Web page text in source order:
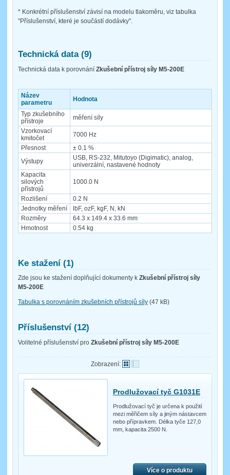
* Konkrétní příslušenství závisí na modelu tlakoměru, viz tabulka
"Příslušenství, které je součástí dodávky".
Technická data (9)
Technická data k porovnání Zkušební přístroj síly M5-200E
Název
parametru
Hodnota
Typ zkušebního
přístroje
měření síly
Vzorkovací
kmitočet
7000 Hz
Přesnost
± 0.1 %
Výstupy
USB, RS-232, Mitutoyo (Digimatic), analog,
univerzální, nastavené hodnoty
Kapacita
silových
přístrojů
1000.0 N
Rozlišení
0.2 N
Jednotky měření
lbF, ozF, kgF, N, kN
Rozměry
64.3 x 149.4 x 33.6 mm
Hmotnost
0.54 kg
Ke stažení (1)
Zde jsou ke stažení doplňující dokumenty k Zkušební přístroj síly
M5-200E
Tabulka s porovnáním zkušebních přístrojů síly (47 kB)
Příslušenství (12)
Volitelné příslušenství pro Zkušební přístroj síly M5-200E
Zobrazení:
Prodlužovací tyč G1031E
Prodlužovací tyč je určena k použití
mezi měřičem síly a jiným nástavcem
nebo přípravkem. Délka tyče 127,0
mm, kapacita 2500 N.
Více o produktu